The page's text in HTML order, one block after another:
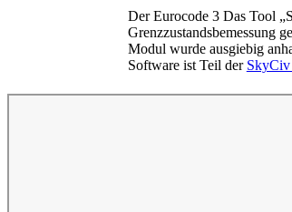
Der Eurocode 3 Das Tool
Grenzzustandsbemessung
Modul wurde ausgiebig
Software ist Teil der